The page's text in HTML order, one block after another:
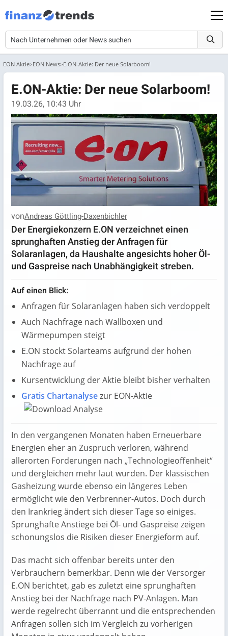
EON Aktie EON News E.ON-Aktie: Der neue Solarboom!
E.ON-Aktie: Der neue Solarboom!
19.03.26, 10:43 Uhr
vonAndreas Göttling-Daxenbichler
Der Energiekonzern E.ON verzeichnet einen
sprunghaften Anstieg der Anfragen für
Solaranlagen, da Haushalte angesichts hoher Öl-
und Gaspreise nach Unabhängigkeit streben.
Auf einen Blick:
Anfragen für Solaranlagen haben sich verdoppelt
Auch Nachfrage nach Wallboxen und
Wärmepumpen steigt
E.ON stockt Solarteams aufgrund der hohen
Nachfrage auf
Kursentwicklung der Aktie bleibt bisher verhalten
Gratis Chartanalysezur EON-Aktie
In den vergangenen Monaten haben Erneuerbare
Energien eher an Zuspruch verloren, während
allerorten Forderungen nach „Technologieoffenheit“
und dergleichen mehr laut wurden. Der klassischen
Gasheizung wurde ebenso ein längeres Leben
ermöglicht wie den Verbrenner-Autos. Doch durch
den Irankrieg ändert sich dieser Tage so einiges.
Sprunghafte Anstiege bei Öl- und Gaspreise zeigen
schonungslos die Risiken dieser Energieform auf.
Das macht sich offenbar bereits unter den
Verbrauchern bemerkbar. Denn wie der Versorger
E.ON berichtet, gab es zuletzt eine sprunghaften
Anstieg bei der Nachfrage nach PV-Anlagen. Man
werde regelrecht überrannt und die entsprechenden
Anfragen sollen sich im Vergleich zu vorherigen